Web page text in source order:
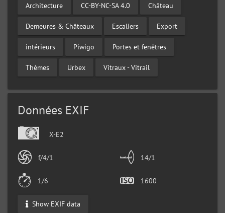
Architecture CC-BY-NC-SA 4.0 Château
Demeures & Châteaux Escaliers Export
intérieurs Piwigo Portes et fenêtres
Thèmes Urbex Vitraux - Vitrail
Données EXIF
X-E2
f/4/1 14/1
1/6 1600
Show EXIF data